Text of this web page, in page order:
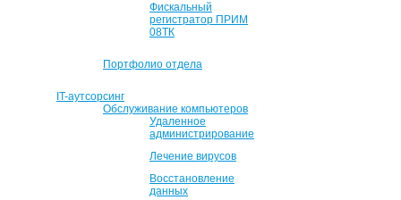
Фискальный
регистратор ПРИМ
08ТК
Портфолио отдела
IT-аутсорсинг
Обслуживание компьютеров
Удаленное
администрирование
Лечение вирусов
Восстановление
данных